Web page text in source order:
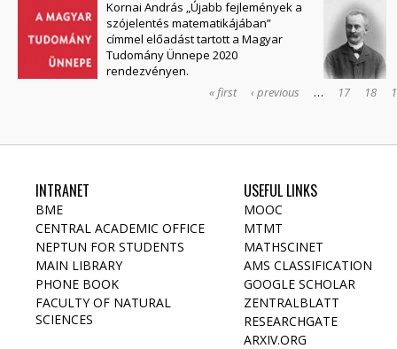
Kornai András „Újabb fejlemények a
szójelentés matematikájában”
címmel előadást tartott a Magyar
Tudomány Ünnepe 2020
rendezvényen.
« first ‹ previous … 17 18
INTRANET
BME
CENTRAL ACADEMIC OFFICE
NEPTUN FOR STUDENTS
MAIN LIBRARY
PHONE BOOK
FACULTY OF NATURAL
SCIENCES
USEFUL LINKS
MOOC
MTMT
MATHSCINET
AMS CLASSIFICATION
GOOGLE SCHOLAR
ZENTRALBLATT
RESEARCHGATE
ARXIV.ORG